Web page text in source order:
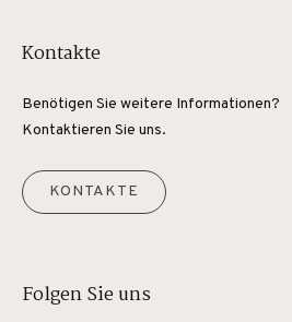
Kontakte
Benötigen Sie weitere Informationen?
Kontaktieren Sie uns.
KONTAKTE
Folgen Sie uns